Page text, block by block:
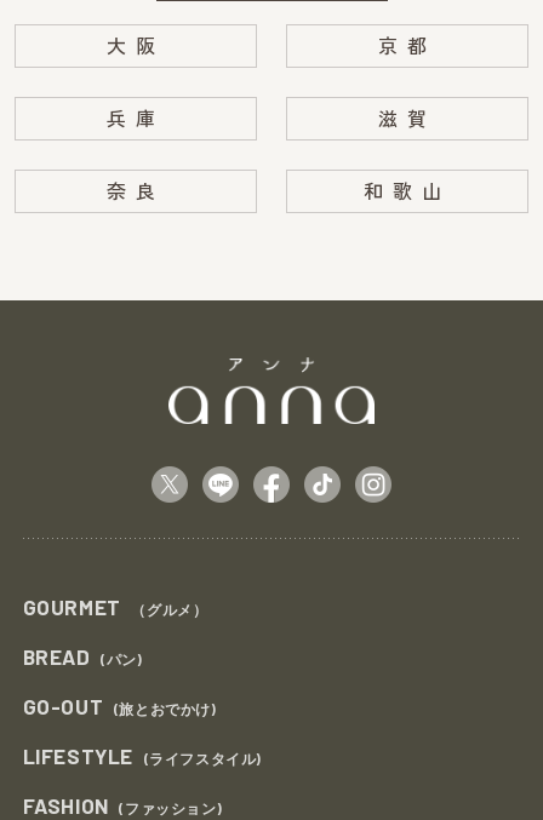
大阪 京都
兵庫 滋賀
奈良 和歌山
GOURMET （グルメ）
BREAD (パン)
GO-OUT (旅とおでかけ)
LIFESTYLE (ライフスタイル)
FASHION (ファッション)